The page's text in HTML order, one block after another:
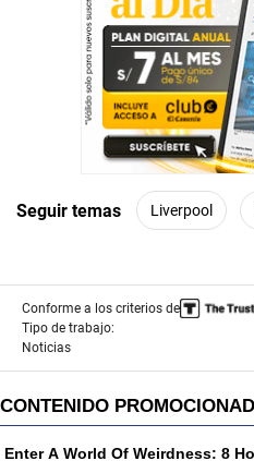
Seguir temas Liverpool
Conforme a los criterios de
Tipo de trabajo:
Noticias